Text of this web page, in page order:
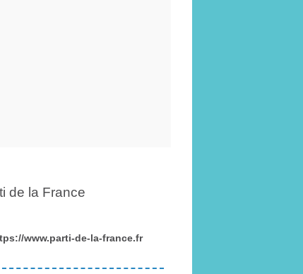
de la France
www.parti-de-la-france.fr